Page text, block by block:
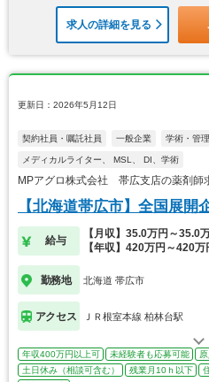
求人の詳細を見る
更新日：2026年5月12日
契約社員・嘱託社員 一般企業 学術・管
メディカルライター、 MSL、 DI、学術
MPアグロ株式会社 帯広支店の薬剤師
【北海道帯広市】全国展開
給与
【月収】35.0万円～35.0
【年収】420万円～420万
勤務地 北海道 帯広市
アクセス ＪＲ根室本線 柏林台駅
年収400万円以上可 未経験者も応募可能
土日休み（相談可含む）
残業月10ｈ以下